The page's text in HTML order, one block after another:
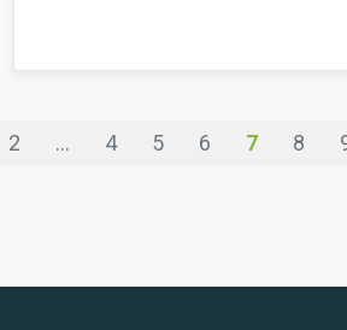
2 ... 4 5 6 7 8